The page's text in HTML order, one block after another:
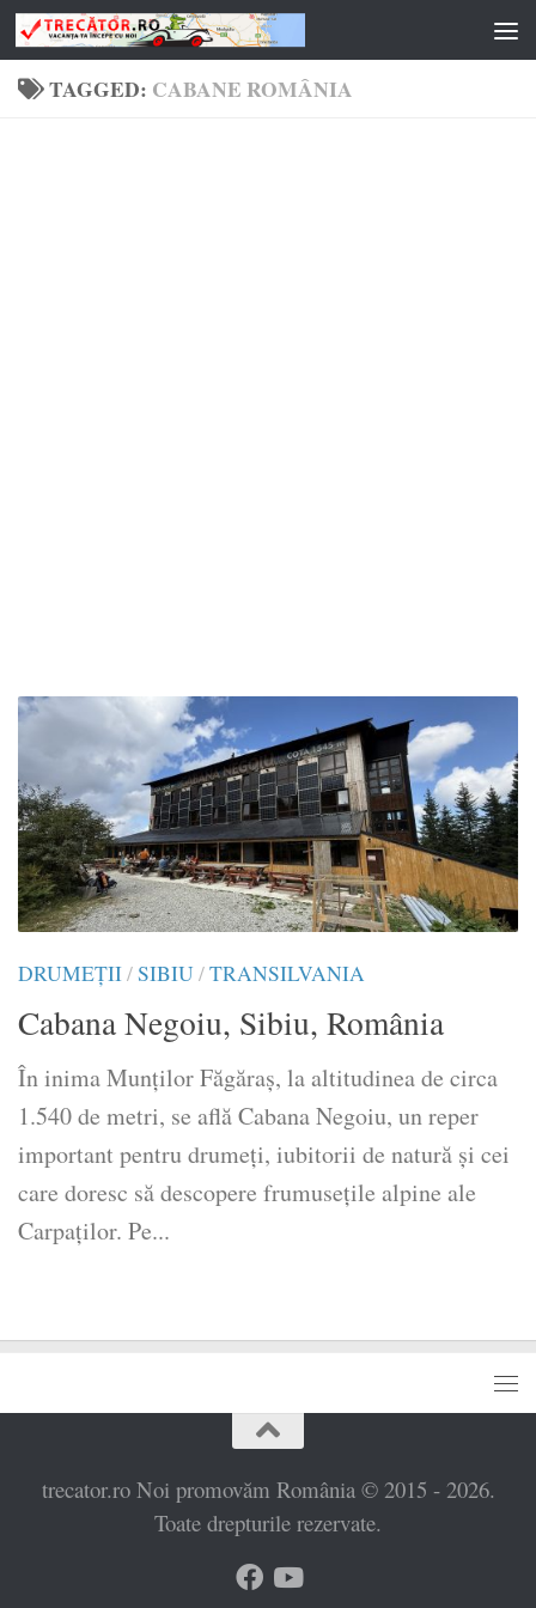
Skip to content
TAGGED: CABANE ROMÂNIA
DRUMEŢII/SIBIU/TRANSILVANIA
Cabana Negoiu, Sibiu, România
În inima Munților Făgăraș, la altitudinea de circa
1.540 de metri, se află Cabana Negoiu, un reper
important pentru drumeți, iubitorii de natură și cei
care doresc să descopere frumusețile alpine ale
Carpaților. Pe...
trecator.ro Noi promovăm România © 2015 - 2026.
Toate drepturile rezervate.